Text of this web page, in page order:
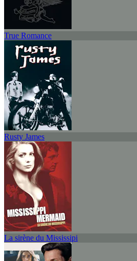
True Romance
Rusty James
La sirène du Mississipi